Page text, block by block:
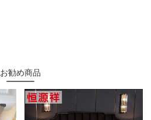
お勧め商品